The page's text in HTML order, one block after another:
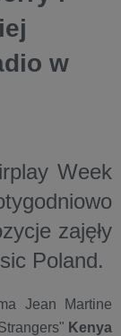
w
Week
zajęły
Poland.
Jean Martine
Kenya